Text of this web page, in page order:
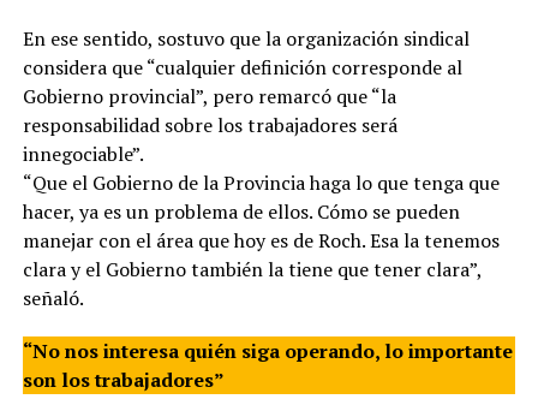
En ese sentido, sostuvo que la organización sindical
considera que “cualquier definición corresponde al
Gobierno provincial”, pero remarcó que “la
responsabilidad sobre los trabajadores será
innegociable”.
“Que el Gobierno de la Provincia haga lo que tenga que
hacer, ya es un problema de ellos. Cómo se pueden
manejar con el área que hoy es de Roch. Esa la tenemos
clara y el Gobierno también la tiene que tener clara”,
señaló.
“No nos interesa quién siga operando, lo importante
son los trabajadores”